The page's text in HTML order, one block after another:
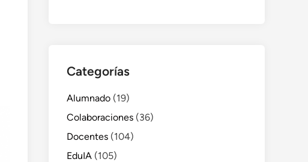
Categorías
Alumnado (19)
Colaboraciones (36)
Docentes (104)
EduIA (105)